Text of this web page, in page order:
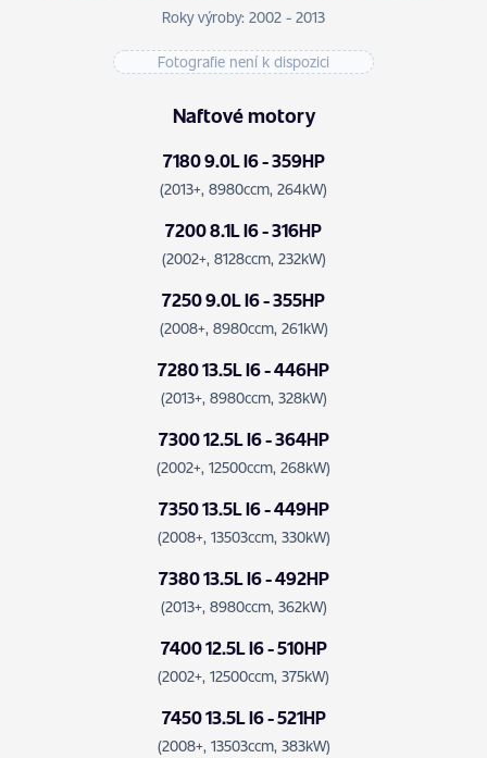
Roky výroby: 2002 - 2013
Fotografie není k dispozici
Naftové motory
7180 9.0L I6 - 359HP
(2013+, 8980ccm, 264kW)
7200 8.1L I6 - 316HP
(2002+, 8128ccm, 232kW)
7250 9.0L I6 - 355HP
(2008+, 8980ccm, 261kW)
7280 13.5L I6 - 446HP
(2013+, 8980ccm, 328kW)
7300 12.5L I6 - 364HP
(2002+, 12500ccm, 268kW)
7350 13.5L I6 - 449HP
(2008+, 13503ccm, 330kW)
7380 13.5L I6 - 492HP
(2013+, 8980ccm, 362kW)
7400 12.5L I6 - 510HP
(2002+, 12500ccm, 375kW)
7450 13.5L I6 - 521HP
(2008+, 13503ccm, 383kW)